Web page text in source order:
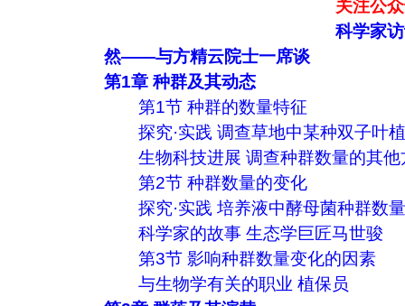
关注公
科学家
然——与方精云院士一席谈
第1章 种群及其动态
第1节 种群的数量特征
探究·实践 调查草地中某种双子叶
生物科技进展 调查种群数量的其他
第2节 种群数量的变化
探究·实践 培养液中酵母菌种群数
科学家的故事 生态学巨匠马世骏
第3节 影响种群数量变化的因素
与生物学有关的职业 植保员